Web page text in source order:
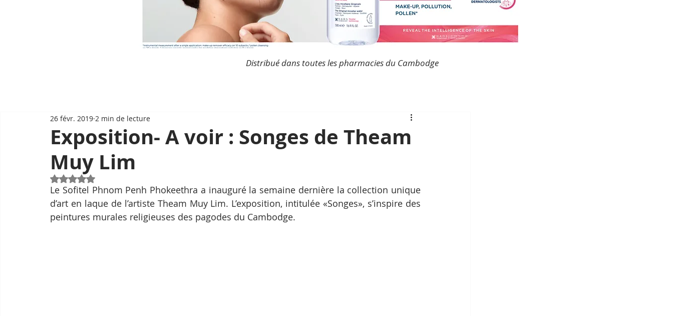
Distribué dans toutes les pharmacies du Cambodge
Exposition- A voir : Songes de Theam
Muy Lim
26 févr. 2019 2 min de lecture
Noté NaN étoiles sur 5.
Le Sofitel Phnom Penh Phokeethra a inauguré la semaine dernière la collection unique
d’art en laque de l’artiste Theam Muy Lim. L’exposition, intitulée «Songes», s’inspire des
peintures murales religieuses des pagodes du Cambodge.